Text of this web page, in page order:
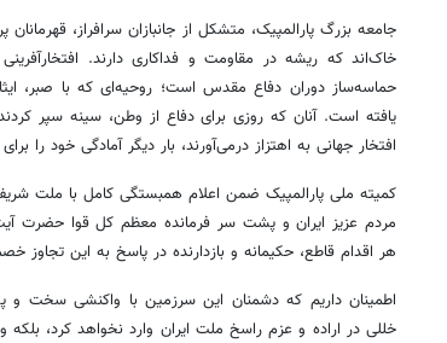
جامعه بزرگ پارالمپیک، متشکل از جانبازان سرافراز،
خاک‌اند که ریشه در مقاومت و فداکاری دارند.
حماسه‌ساز دوران دفاع مقدس است؛ روحیه‌ای که با صبر،
یافته است. آنان که روزی برای دفاع از وطن، سینه سپر کردند
افتخار جهانی به اهتزاز درمی‌آورند، بار دیگر آمادگی خود را
کمیته ملی پارالمپیک ضمن اعلام همبستگی کامل با ملت
مردم عزیز ایران و پشت سر فرمانده معظم کل قوا حضرت
هر اقدام قاطع، حکیمانه و بازدارنده در پاسخ به این تجاوز
اطمینان داریم که دشمنان این سرزمین با واکنشی سخت و
خللی در اراده و عزم راسخ ملت ایران وارد نخواهد کرد،